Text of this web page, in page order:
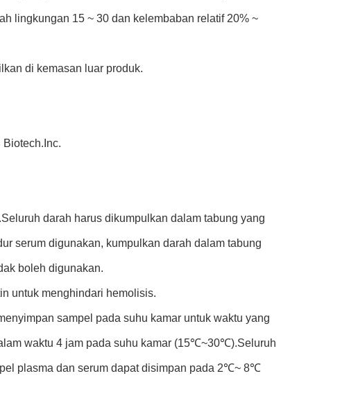
lingkungan 15 ~ 30 dan kelembaban relatif 20% ~
di kemasan luar produk.
darah harus dikumpulkan dalam tabung yang
serum digunakan, kumpulkan darah dalam tabung
boleh digunakan.
untuk menghindari hemolisis.
sampel pada suhu kamar untuk waktu yang
waktu 4 jam pada suhu kamar (15℃~30℃).Seluruh
plasma dan serum dapat disimpan pada 2℃~ 8℃